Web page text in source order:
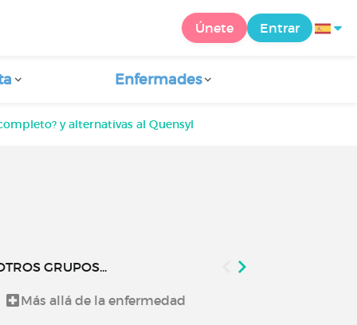
Únete Entrar
Enfermades
y alternativas al Quensyl
GRUPOS...
Más allá de la enfermedad